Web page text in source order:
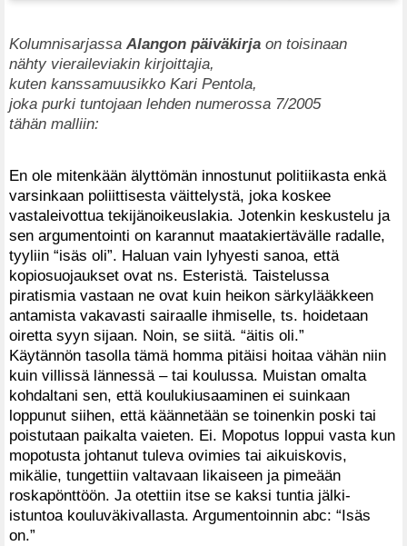
Kolumnisarjassa Alangon päiväkirja on toisinaan
nähty vieraileviakin kirjoittajia,
kuten kanssamuusikko Kari Pentola,
joka purki tuntojaan lehden numerossa 7/2005
tähän malliin:
En ole mitenkään älyttömän innostunut politiikasta enkä
varsinkaan poliittisesta väittelystä, joka koskee
vastaleivottua tekijänoikeuslakia. Jotenkin keskustelu ja
sen argumentointi on karannut maatakiertävälle radalle,
tyyliin “isäs oli”. Haluan vain lyhyesti sanoa, että
kopiosuojaukset ovat ns. Esteristä. Taistelussa
piratismia vastaan ne ovat kuin heikon särkylääkkeen
antamista vakavasti sairaalle ihmiselle, ts. hoidetaan
oiretta syyn sijaan. Noin, se siitä. “äitis oli.”
Käytännön tasolla tämä homma pitäisi hoitaa vähän niin
kuin villissä lännessä – tai koulussa. Muistan omalta
kohdaltani sen, että koulukiusaaminen ei suinkaan
loppunut siihen, että käännetään se toinenkin poski tai
poistutaan paikalta vaieten. Ei. Mopotus loppui vasta kun
mopotusta johtanut tuleva ovimies tai aikuiskovis,
mikälie, tungettiin valtavaan likaiseen ja pimeään
roskapönttöön. Ja otettiin itse se kaksi tuntia jälki-
istuntoa kouluväkivallasta. Argumentoinnin abc: “Isäs
on.”